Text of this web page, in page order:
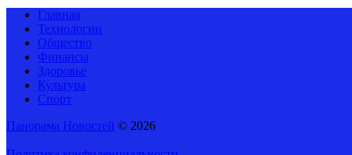
Главная
Технологии
Общество
Финансы
Здоровье
Культура
Спорт
Панорама Новостей © 2026